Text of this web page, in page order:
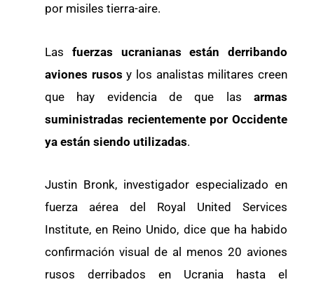
por misiles tierra-aire.
Las fuerzas ucranianas están derribando
aviones rusos y los analistas militares creen
que hay evidencia de que las armas
suministradas recientemente por Occidente
ya están siendo utilizadas.
Justin Bronk, investigador especializado en
fuerza aérea del Royal United Services
Institute, en Reino Unido, dice que ha habido
confirmación visual de al menos 20 aviones
rusos derribados en Ucrania hasta el